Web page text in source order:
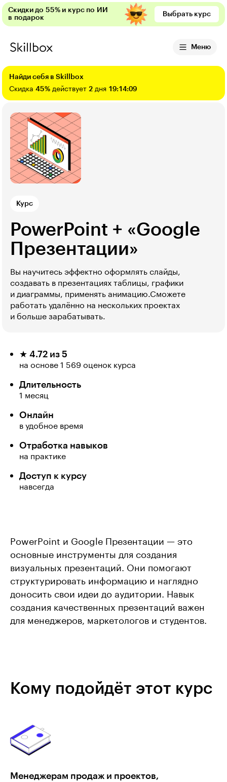
Скидки до 55% и курс по ИИ
в подарок
Выбрать курс
Меню
Найди себя в Skillbox
Скидка 45% действует 2 дня 19:14:07
Курс
PowerPoint + «Google
Презентации»
Вы научитесь эффектно оформлять слайды,
создавать в презентациях таблицы, графики
и диаграммы, применять анимацию.Сможете
работать удалённо на нескольких проектах
и больше зарабатывать.
★ 4.72 из 5
на основе 1 569 оценок курса
Длительность
1 месяц
Онлайн
в удобное время
Отработка навыков
на практике
Доступ к курсу
навсегда
PowerPoint и Google Презентации — это
основные инструменты для создания
визуальных презентаций. Они помогают
структурировать информацию и наглядно
доносить свои идеи до аудитории. Навык
создания качественных презентаций важен
для менеджеров, маркетологов и студентов.
Кому подойдёт этот курс
Менеджерам продаж и проектов,